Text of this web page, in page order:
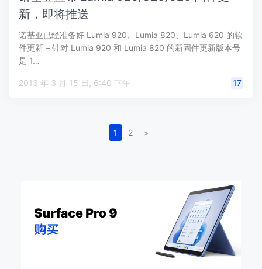
新，即将推送
诺基亚已经准备好 Lumia 920、Lumia 820、Lumia 620 的软
件更新 – 针对 Lumia 920 和 Lumia 820 的新固件更新版本号
是 1…
2013 年 3 月 15 日, 6:40 下午 17
1 2 >